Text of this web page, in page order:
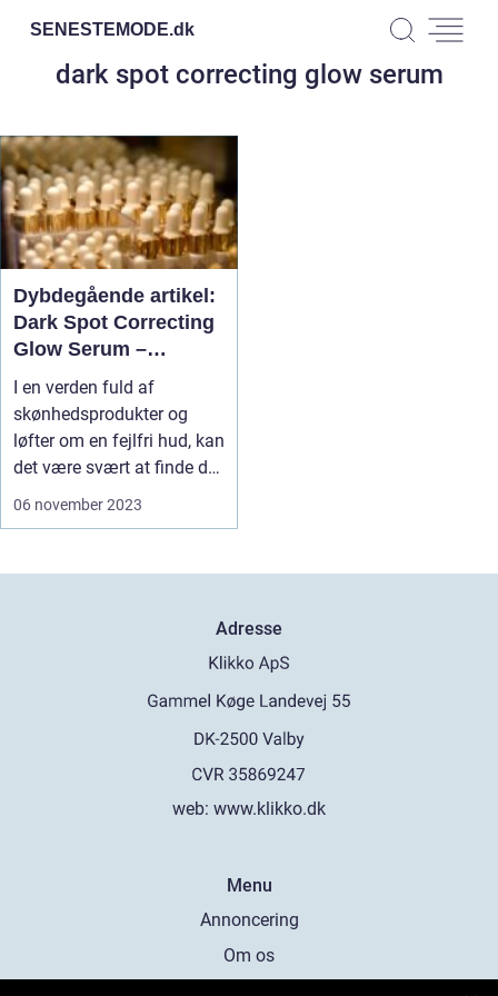
SENESTEMODE.dk
dark spot correcting glow serum
Dybdegående artikel:
Dark Spot Correcting
Glow Serum –
Skønhedens
Hemmelighed til En
Fejlfri Hud
I en verden fuld af
skønhedsprodukter og
løfter om en fejlfri hud, kan
det være svært at finde det
r...
06 november 2023
Adresse
web: www.klikko.dk
Menu
Annoncering
Om os